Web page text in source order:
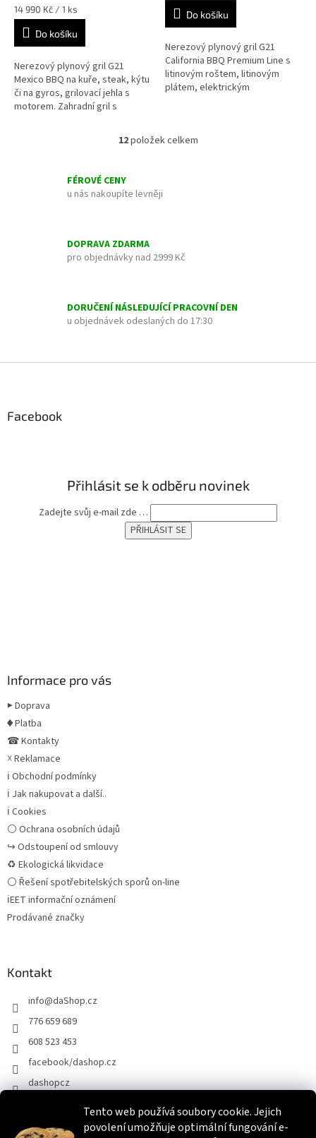
Tento web používá soubory cookie. Jejich
povolení umožňuje optimální fungování e-
Měrná
cena:
14 990 Kč / 1 ks
Do košíku
Nerezový plynový gril G21
Mexico BBQ na kuře, steak, kýtu
či na gyros, grilovací jehla s
motorem. Zahradní gril s
Do košíku
Nerezový plynový gril G21
California BBQ Premium Line s
litinovým roštem, litinovým
plátem, elektrickým
O
á
d
p
y
v
i
12položek celkem
FÉROVÉ CENY
u nás nakoupíte levněji
DOPRAVA ZDARMA
pro objednávky nad 2999 Kč
DORUČENÍ NÁSLEDUJÍCÍ PRACOVNÍ DEN
u objednávek odeslaných do 17:30
Facebook
Přihlásit se k odběru novinek
Zadejte svůj e-mail zde …
Informace pro vás
▶ Doprava
♦ Platba
☎ Kontakty
☓ Reklamace
ℹ Obchodní podmínky
ℹ Jak nakupovat a další..
ℹ Cookies
⚪ Ochrana osobních údajů
↪ Odstoupení od smlouvy
♻ Ekologická likvidace
⚪ Řešení spotřebitelských sporů on-line
ℹEET informační oznámení
Prodávané značky
Kontakt
info@daShop.cz
776 659 689
608 523 453
facebook/dashop.cz
dashopcz
Heureka.cz Zboží.cz Srovnáme.cz